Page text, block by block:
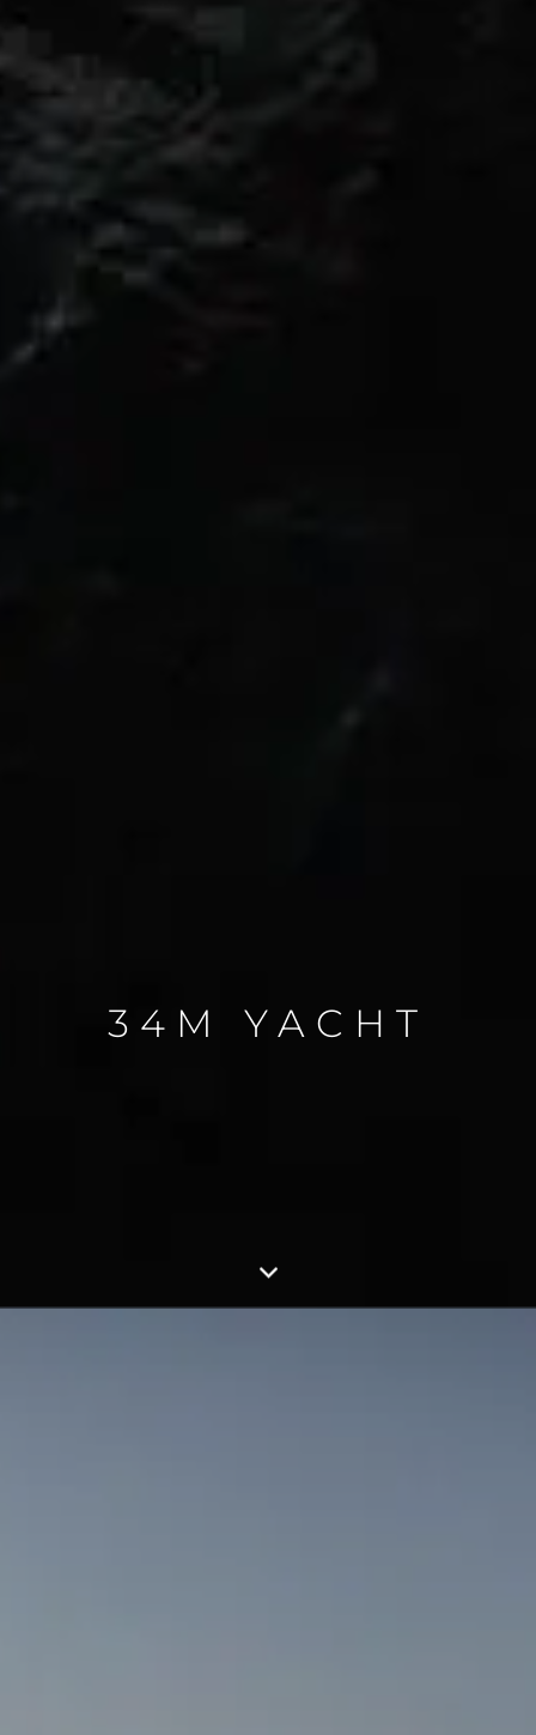
34M YACHT